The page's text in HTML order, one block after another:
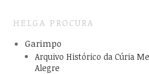
HELGA PROCURA
Garimpo
Arquivo Histórico da Cúria
Alegre